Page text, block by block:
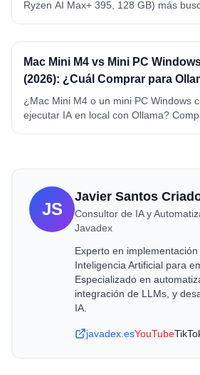
Ryzen AI Max+ 395, 128 GB) más
Mac Mini M4 vs Mini PC
(2026): ¿Cuál Comprar para
¿Mac Mini M4 o un mini PC Windows
ejecutar IA en local con Ollama?
JS
Javier Santos
Consultor de IA y
Javadex
Experto en
Inteligencia Artificial para
Especializado en
integración de LLMs, y
IA.
javadex.esYouTube